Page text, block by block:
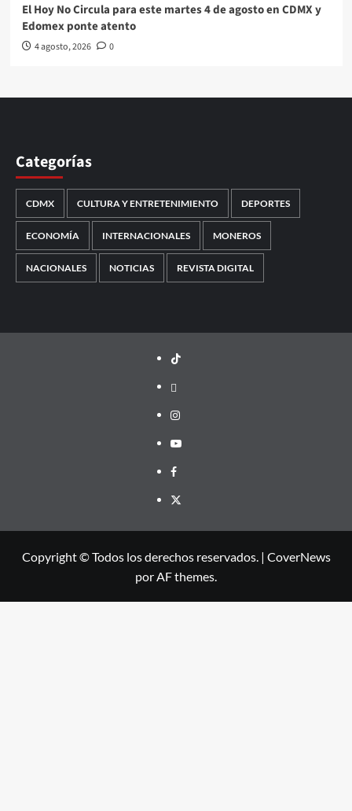
El Hoy No Circula para este martes 4 de agosto en CDMX y
Edomex ponte atento
4 agosto, 2026 0
Categorías
CDMX CULTURA Y ENTRETENIMIENTO DEPORTES
ECONOMÍA INTERNACIONALES MONEROS
NACIONALES NOTICIAS REVISTA DIGITAL
TikTok
threads
Instagram
Youtube
Facebook
X
Copyright © Todos los derechos reservados. | CoverNews
por AF themes.